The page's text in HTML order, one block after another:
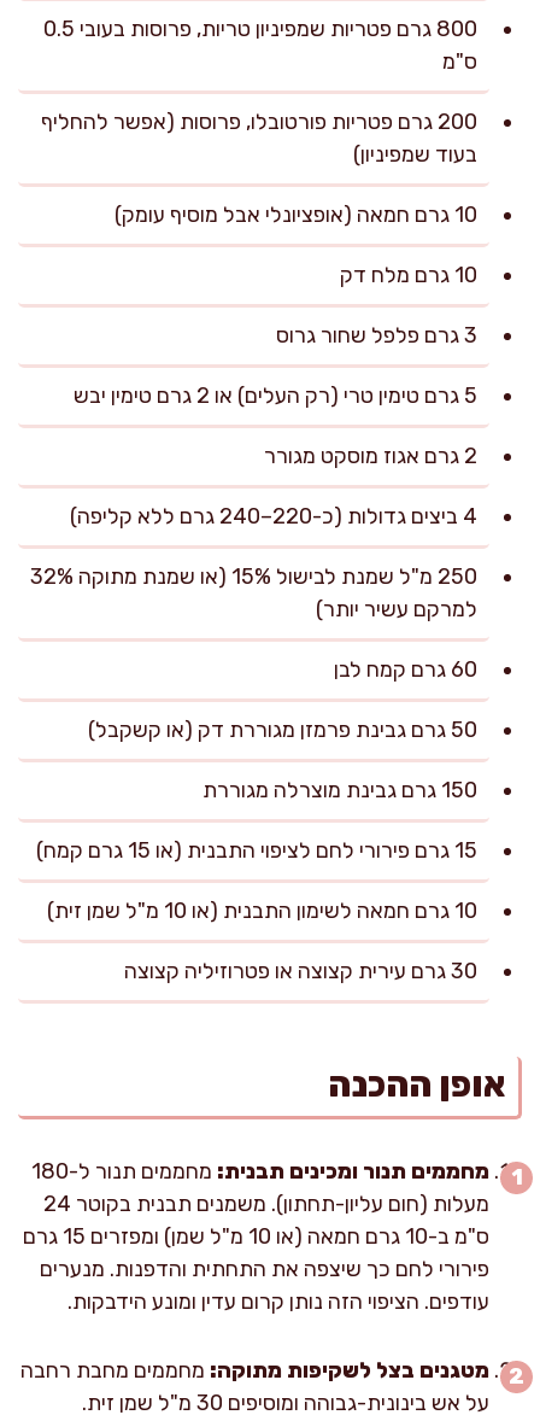
800 גרם פטריות שמפיניון טריות, פרוסות בעובי 0.5
ס"מ
200 גרם פטריות פורטובלו, פרוסות (אפשר להחליף
בעוד שמפיניון)
10 גרם חמאה (אופציונלי אבל מוסיף עומק)
10 גרם מלח דק
3 גרם פלפל שחור גרוס
5 גרם טימין טרי (רק העלים) או 2 גרם טימין יבש
2 גרם אגוז מוסקט מגורר
4 ביצים גדולות (כ-220–240 גרם ללא קליפה)
250 מ"ל שמנת לבישול 15% (או שמנת מתוקה 32%
למרקם עשיר יותר)
60 גרם קמח לבן
50 גרם גבינת פרמזן מגוררת דק (או קשקבל)
150 גרם גבינת מוצרלה מגוררת
15 גרם פירורי לחם לציפוי התבנית (או 15 גרם קמח)
10 גרם חמאה לשימון התבנית (או 10 מ"ל שמן זית)
30 גרם עירית קצוצה או פטרוזיליה קצוצה
אופן ההכנה
מחממים תנור ומכינים תבנית:
מחממים תנור ל-180
מעלות (חום עליון-תחתון). משמנים תבנית בקוטר 24
ס"מ ב-10 גרם חמאה (או 10 מ"ל שמן) ומפזרים 15 גרם
פירורי לחם כך שיצפה את התחתית והדפנות. מנערים
עודפים. הציפוי הזה נותן קרום עדין ומונע הידבקות.
מטגנים בצל לשקיפות מתוקה: מחממים מחבת רחבה
על אש בינונית-גבוהה ומוסיפים 30 מ"ל שמן זית.